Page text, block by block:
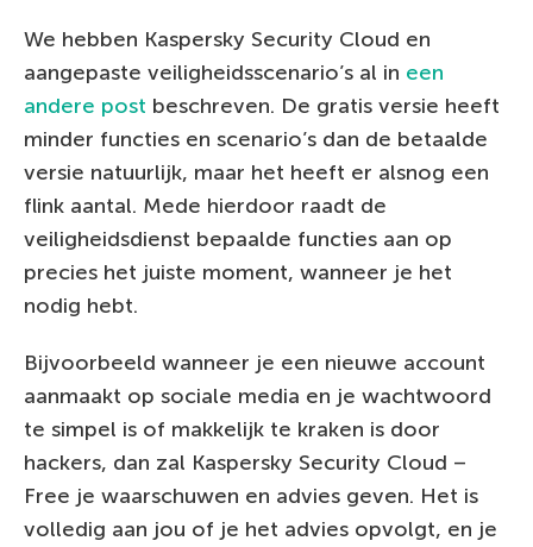
We hebben Kaspersky Security Cloud en
aangepaste veiligheidsscenario’s al in een
andere post beschreven. De gratis versie heeft
minder functies en scenario’s dan de betaalde
versie natuurlijk, maar het heeft er alsnog een
flink aantal. Mede hierdoor raadt de
veiligheidsdienst bepaalde functies aan op
precies het juiste moment, wanneer je het
nodig hebt.
Bijvoorbeeld wanneer je een nieuwe account
aanmaakt op sociale media en je wachtwoord
te simpel is of makkelijk te kraken is door
hackers, dan zal Kaspersky Security Cloud –
Free je waarschuwen en advies geven. Het is
volledig aan jou of je het advies opvolgt, en je